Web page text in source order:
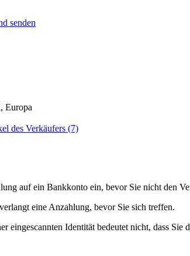
senden
Europa
des Verkäufers (7)
auf ein Bankkonto ein, bevor Sie nicht den
eine Anzahlung, bevor Sie sich treffen.
eingescannten Identität bedeutet nicht, dass